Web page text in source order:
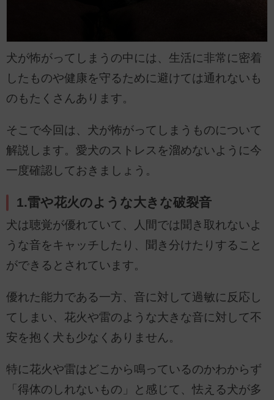
犬が怖がってしまうの中には、生活に非常に密着
したものや健康を守るために避けては通れないも
のもたくさんあります。
そこで今回は、犬が怖がってしまうものについて
解説します。愛犬のストレスを溜めないように今
一度確認しておきましょう。
1.雷や花火のような大きな破裂音
犬は聴覚が優れていて、人間では聞き取れないよ
うな音をキャッチしたり、聞き分けたりすること
ができるとされています。
優れた能力である一方、音に対して過敏に反応し
てしまい、花火や雷のような大きな音に対して不
安を抱く犬も少なくありません。
特に花火や雷はどこから鳴っているのかわからず
「得体のしれないもの」と感じて、怯える犬が多